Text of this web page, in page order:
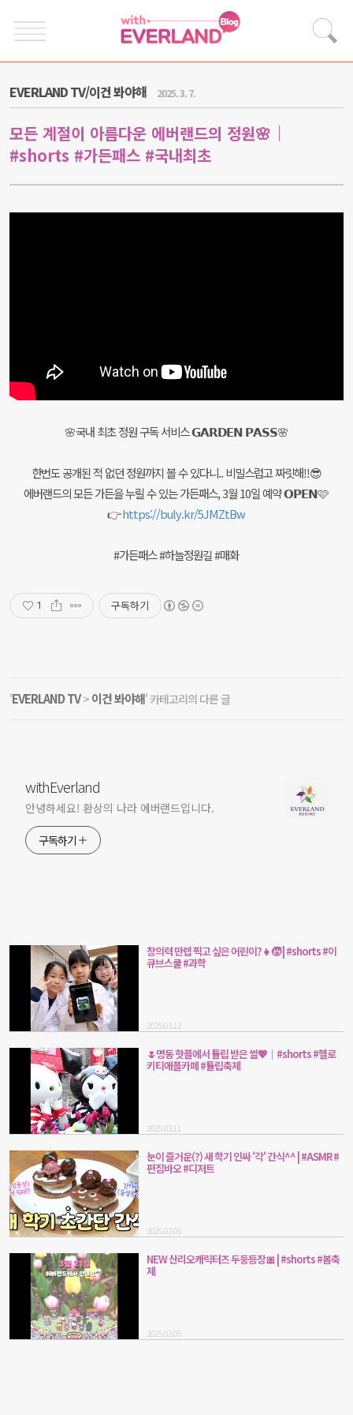
EVERLAND TV/이건 봐야해 2025. 3. 7.
모든 계절이 아름다운 에버랜드의 정원🌸｜
#shorts #가든패스 #국내최초
🌸국내 최초 정원 구독 서비스 𝗚𝗔𝗥𝗗𝗘𝗡 𝗣𝗔𝗦𝗦🌸
한번도 공개된 적 없던 정원까지 볼 수 있다니.. 비밀스럽고 짜릿해!!😎
에버랜드의 모든 가든을 누릴 수 있는 가든패스, 3월 10일 예약 𝗢𝗣𝗘𝗡🩷
👉https://buly.kr/5JMZtBw
#가든패스 #하늘정원길 #매화
1 구독하기
'EVERLAND TV> 이건 봐야해' 카테고리의 다른 글
withEverland
안녕하세요! 환상의 나라 에버랜드입니다.
구독하기
창의력 만렙 찍고 싶은 어린이?👧🧒 | #shorts #이
큐브스쿨 #과학
2025.03.12
🌷명동 핫플에서 튤립 받은 썰💖｜#shorts #헬로
키티애플카페 #튤립축제
2025.03.11
눈이 즐거운(?) 새 학기 인싸 '각' 간식^^ | #ASMR #
편집바오 #디저트
2025.03.05
NEW 산리오캐릭터즈 두둥등장🎀 | #shorts #봄축
제
2025.03.05